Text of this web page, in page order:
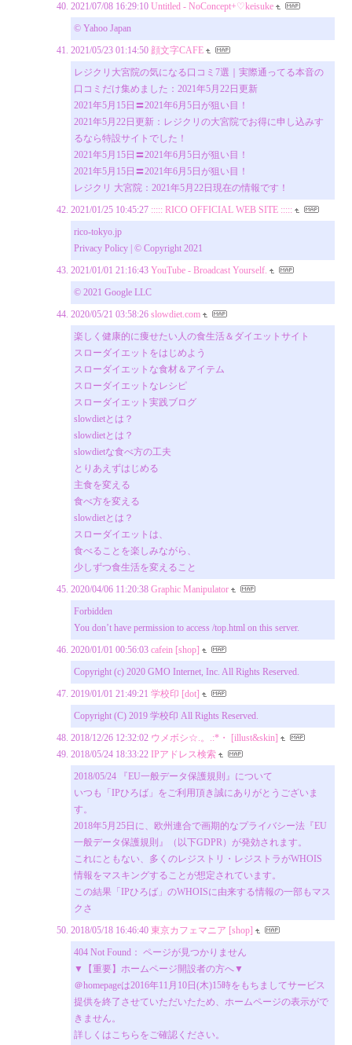
2021/07/08 16:29:10 Untitled - NoConcept+♡keisuke
© Yahoo Japan
2021/05/23 01:14:50 顔文字CAFE
レジクリ大宮院の気になる口コミ7選｜実際通ってる本音の
口コミだけ集めました：2021年5月22日更新
2021年5月15日〓2021年6月5日が狙い目！
2021年5月22日更新：レジクリの大宮院でお得に申し込みす
るなら特設サイトでした！
2021年5月15日〓2021年6月5日が狙い目！
2021年5月15日〓2021年6月5日が狙い目！
レジクリ 大宮院：2021年5月22日現在の情報です！
2021/01/25 10:45:27 ::::: RICO OFFICIAL WEB SITE :::::
rico-tokyo.jp
Privacy Policy | © Copyright 2021
2021/01/01 21:16:43 YouTube - Broadcast Yourself.
© 2021 Google LLC
2020/05/21 03:58:26 slowdiet.com
楽しく健康的に痩せたい人の食生活＆ダイエットサイト
スローダイエットをはじめよう
スローダイエットな食材＆アイテム
スローダイエットなレシピ
スローダイエット実践ブログ
slowdietとは？
slowdietとは？
slowdietな食べ方の工夫
とりあえずはじめる
主食を変える
食べ方を変える
slowdietとは？
スローダイエットは、
食べることを楽しみながら、
少しずつ食生活を変えること
2020/04/06 11:20:38 Graphic Manipulator
Forbidden
You don’t have permission to access /top.html on this server.
2020/01/01 00:56:03 cafein [shop]
Copyright (c) 2020 GMO Internet, Inc. All Rights Reserved.
2019/01/01 21:49:21 学校印 [dot]
Copyright (C) 2019 学校印 All Rights Reserved.
2018/12/26 12:32:02 ウメボシ☆.。.:*・ [illust&skin]
2018/05/24 18:33:22 IPアドレス検索
2018/05/24 『EU一般データ保護規則』について
いつも「IPひろば」をご利用頂き誠にありがとうございま
す。
2018年5月25日に、欧州連合で画期的なプライバシー法『EU
一般データ保護規則』（以下GDPR）が発効されます。
これにともない、多くのレジストリ・レジストラがWHOIS
情報をマスキングすることが想定されています。
この結果「IPひろば」のWHOISに由来する情報の一部もマス
クさ
2018/05/18 16:46:40 東京カフェマニア [shop]
404 Not Found： ページが見つかりません
▼【重要】ホームページ開設者の方へ▼
＠homepageは2016年11月10日(木)15時をもちましてサービス
提供を終了させていただいたため、ホームページの表示がで
きません。
詳しくはこちらをご確認ください。